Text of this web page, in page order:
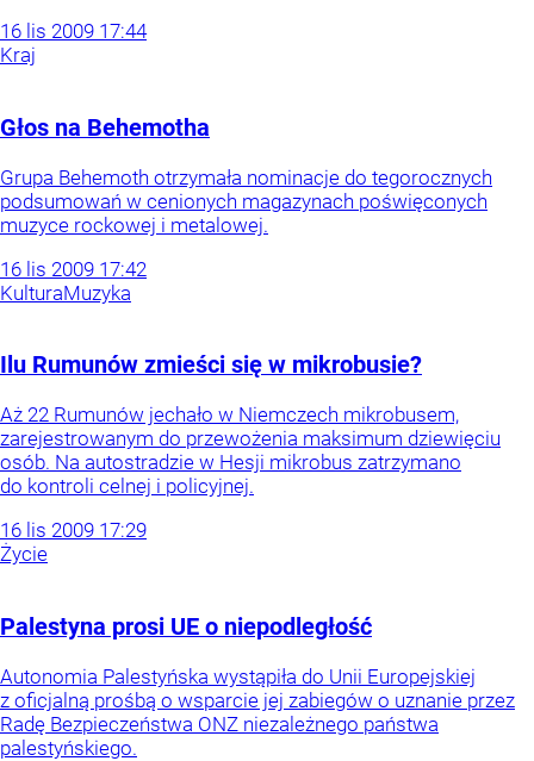
16 lis 2009 17:44
Kraj
Głos na Behemotha
Grupa Behemoth otrzymała nominacje do tegorocznych
podsumowań w cenionych magazynach poświęconych
muzyce rockowej i metalowej.
16 lis 2009 17:42
KulturaMuzyka
Ilu Rumunów zmieści się w mikrobusie?
Aż 22 Rumunów jechało w Niemczech mikrobusem,
zarejestrowanym do przewożenia maksimum dziewięciu
osób. Na autostradzie w Hesji mikrobus zatrzymano
do kontroli celnej i policyjnej.
16 lis 2009 17:29
Życie
Palestyna prosi UE o niepodległość
Autonomia Palestyńska wystąpiła do Unii Europejskiej
z oficjalną prośbą o wsparcie jej zabiegów o uznanie przez
Radę Bezpieczeństwa ONZ niezależnego państwa
palestyńskiego.